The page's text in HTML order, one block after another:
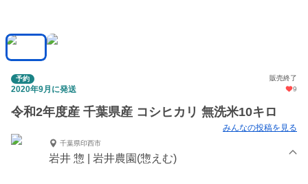
予約 販売終了
2020年9月に発送 9
令和2年度産 千葉県産 コシヒカリ 無洗米10キロ
みんなの投稿を見る
千葉県印西市
岩井 惣 | 岩井農園(惣えむ)